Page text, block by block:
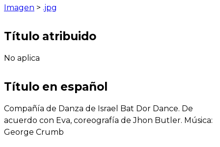
Imagen > .jpg
Título atribuido
No aplica
Título en español
Compañía de Danza de Israel Bat Dor Dance. De
acuerdo con Eva, coreografía de Jhon Butler. Música:
George Crumb